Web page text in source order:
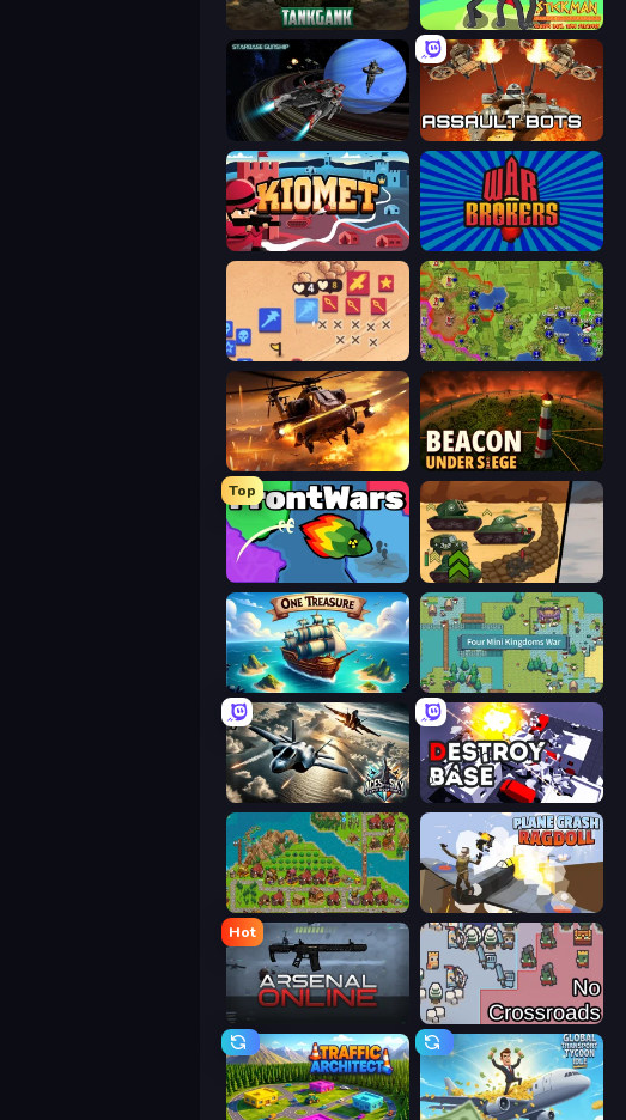
Tankgank World of Stickman Classic RTS
Starbase Gunship Assault Bots
Kiomet War Brokers
Hex Empire
Heli Military Base Beacon Under Siege
Top
FrontWars.io Tank Battle: War Commander
One Treasure Four Mini Kingdoms War
Aces of the Sky: Epic Dogfights Destroy Base
City Idle Plane Crash Ragdoll Simulator
Hot
Arsenal Online No Crossroads